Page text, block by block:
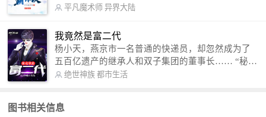
术，修行神秘功法九星霸体诀，拨开重重迷雾，解
勾搭各色美女，镇压恶鬼邪神。 江湖传闻：龙
尘一到，地吼天啸。龙尘一出，鬼泣神哭。 本
故事纯属虚构，如有雷同，那就是真事儿，想要对
号入座，抓紧时间进群：487963015 微信公众号：
平凡魔术师,或者搜索：pingfanmoshushi1982,公众
平凡魔术师 异界大陆
我竟然是富二代
杨小天，燕京市一名普通的快递员，却忽然成为了
五百亿遗产的继承人和双子集团的董事长…… “秘
书，给我定制一套百亿富翁的吃喝住行标准！” “好
呢？” “回杨总，开车太堵，已经给你安排了直升
绝世神族 都市生活
图书相关信息